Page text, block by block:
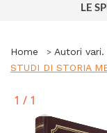
LE
Home
Autori vari.
STUDI DI STORIA
1 / 1